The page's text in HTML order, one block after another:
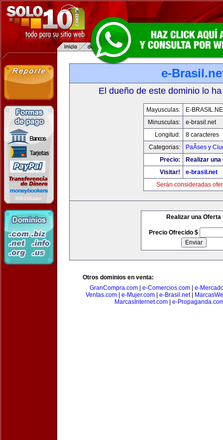
e-
El dueño de este dominio lo
Mayusculas:
E-
Minusculas:
e-brasil.net
Longitud:
8 caracteres
Categorias:
PaÃ­ses y
Precio:
Realizar
Visitar!
e-brasil.net
Serán consideradas
Realizar una Oferta
Precio Ofrecido $
Otros dominios en venta:
GranCompra.com
e-Comercios.com
e-
Ventas.com| e-Mujer.com| e-Brasil.net|
MarcasInternet.com
e-